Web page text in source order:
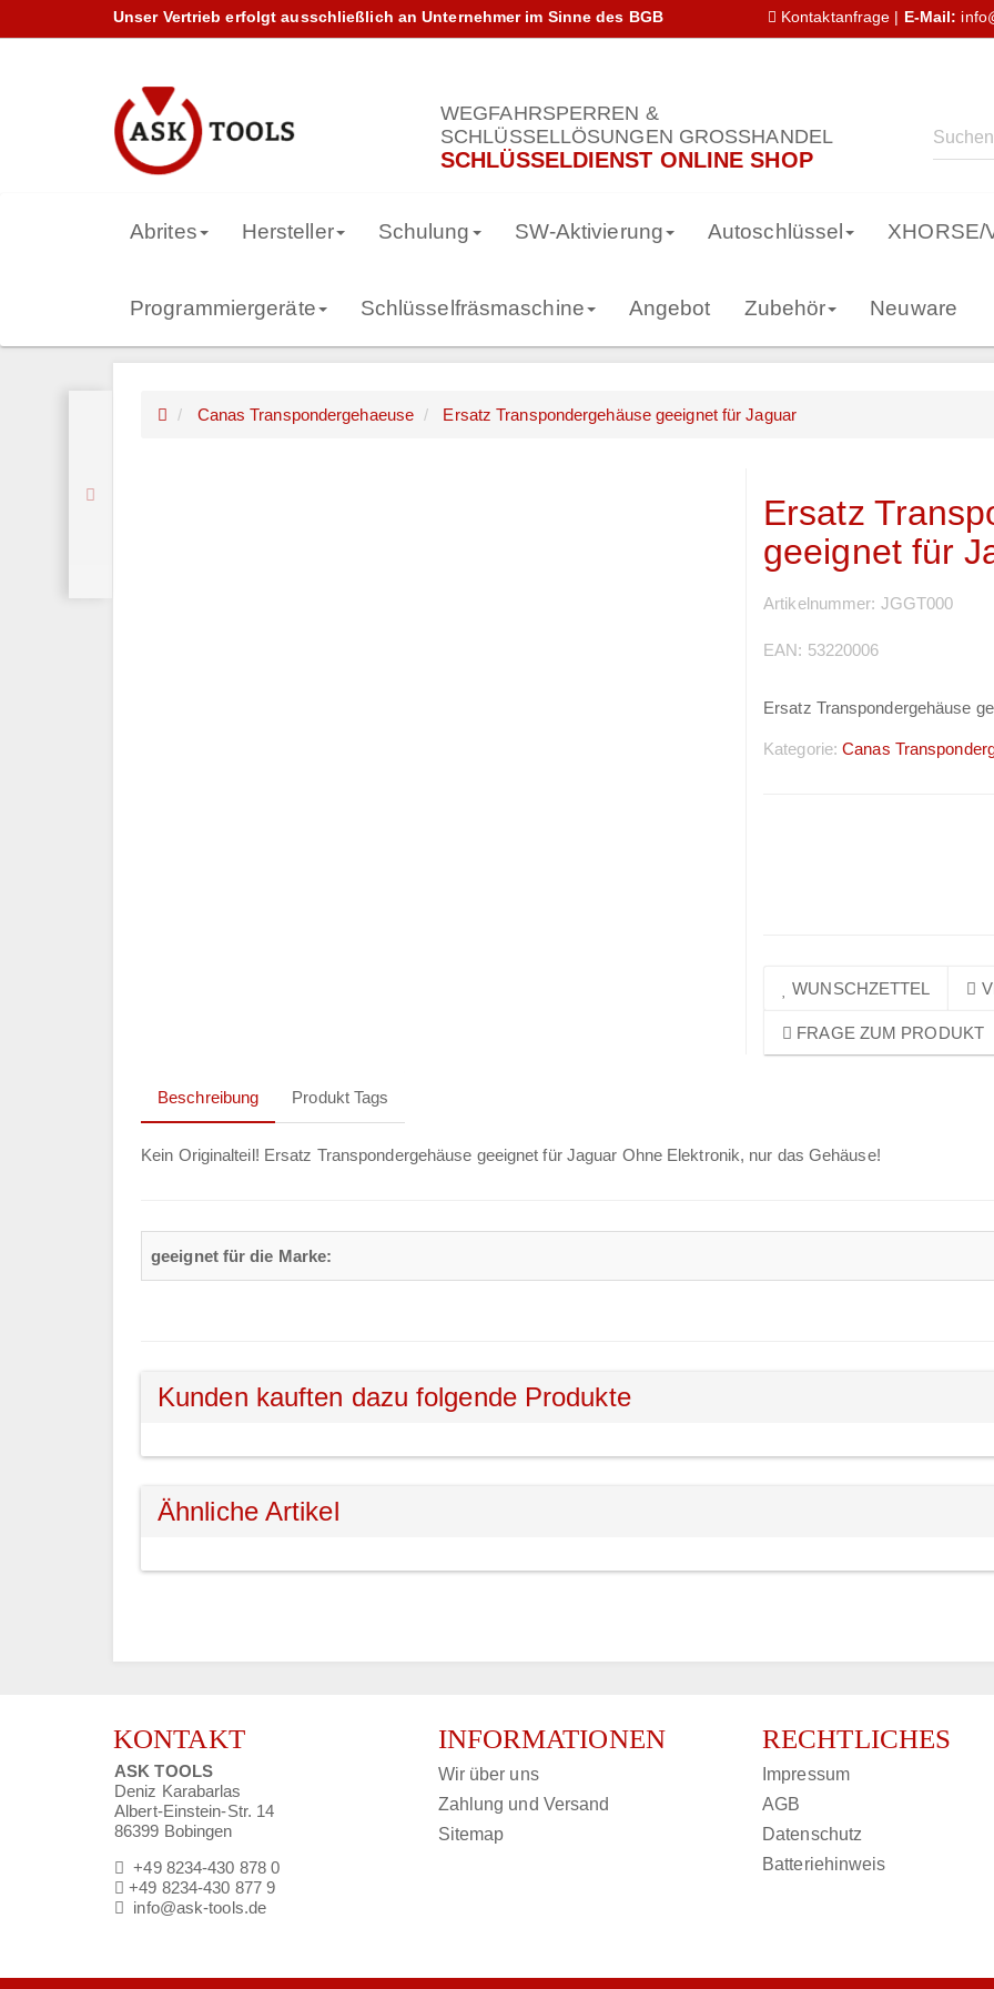
Unser Vertrieb erfolgt ausschließlich an Unternehmer im Sinne des BGB Kontaktanfrage E-Mail:
WEGFAHRSPERREN &
SCHLÜSSELLÖSUNGEN GROSSHANDEL
SCHLÜSSELDIENST ONLINE SHOP
Abrites Hersteller Schulung SW-Aktivierung Autoschlüssel XHORSE/
Programmiergeräte Schlüsselfräsmaschine Angebot Zubehör Neuware
Canas Transpondergehaeuse Ersatz Transpondergehäuse geeignet für Jaguar
Ersatz
geeignet für
Artikelnummer: JGGT000
EAN: 53220006
Ersatz Transpondergehäuse
Kategorie:Canas
WUNSCHZETTEL
FRAGE ZUM PRODUKT
Beschreibung Produkt Tags
Kein Originalteil! Ersatz Transpondergehäuse geeignet für Jaguar Ohne Elektronik, nur das Gehäuse!
geeignet für die Marke:
Kunden kauften dazu folgende Produkte
Ähnliche Artikel
KONTAKT
ASK TOOLS
Deniz Karabarlas
Albert-Einstein-Str. 14
86399 Bobingen
+49 8234-430 878 0
+49 8234-430 877 9
info@ask-tools.de
INFORMATIONEN
Wir über uns
Zahlung und Versand
Sitemap
RECHTLICHES
Impressum
AGB
Datenschutz
Batteriehinweis